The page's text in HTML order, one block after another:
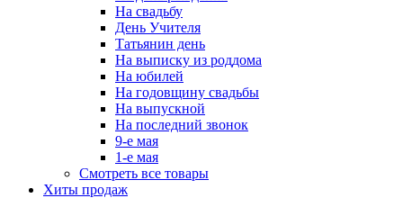
На свадьбу
День Учителя
Татьянин день
На выписку из роддома
На юбилей
На годовщину свадьбы
На выпускной
На последний звонок
9-е мая
1-е мая
Смотреть все товары
Хиты продаж